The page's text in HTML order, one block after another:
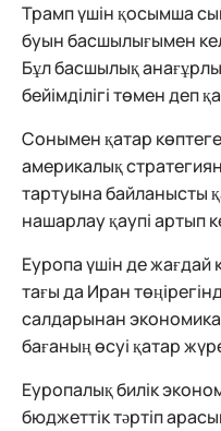
Трамп үшін қосымша
буын басшылығымен
Бұл басшылық
бейімділігі төмен деп
Сонымен қатар
америкалық
тартуына байланысты
нашарлау қаупі артып
Еуропа үшін де жағдай
тағы да Иран
салдарынан
бағаның өсуі қатар
Еуропалық билік
бюджеттік тәртіп